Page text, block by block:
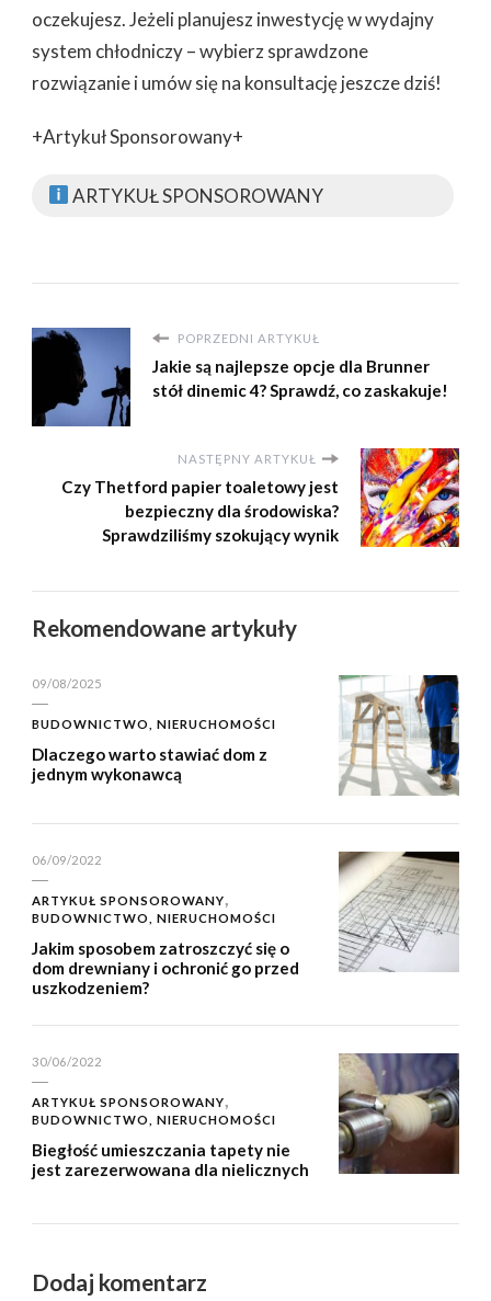
oczekujesz. Jeżeli planujesz inwestycję w wydajny
system chłodniczy – wybierz sprawdzone
rozwiązanie i umów się na konsultację jeszcze dziś!
+Artykuł Sponsorowany+
ARTYKUŁ SPONSOROWANY
POPRZEDNI ARTYKUŁ
Jakie są najlepsze opcje dla Brunner
stół dinemic 4? Sprawdź, co zaskakuje!
NASTĘPNY ARTYKUŁ
Czy Thetford papier toaletowy jest
bezpieczny dla środowiska?
Sprawdziliśmy szokujący wynik
Rekomendowane artykuły
09/08/2025
BUDOWNICTWO, NIERUCHOMOŚCI
Dlaczego warto stawiać dom z
jednym wykonawcą
06/09/2022
ARTYKUŁ SPONSOROWANY
BUDOWNICTWO, NIERUCHOMOŚCI
Jakim sposobem zatroszczyć się o
dom drewniany i ochronić go przed
uszkodzeniem?
30/06/2022
ARTYKUŁ SPONSOROWANY
BUDOWNICTWO, NIERUCHOMOŚCI
Biegłość umieszczania tapety nie
jest zarezerwowana dla nielicznych
Dodaj komentarz